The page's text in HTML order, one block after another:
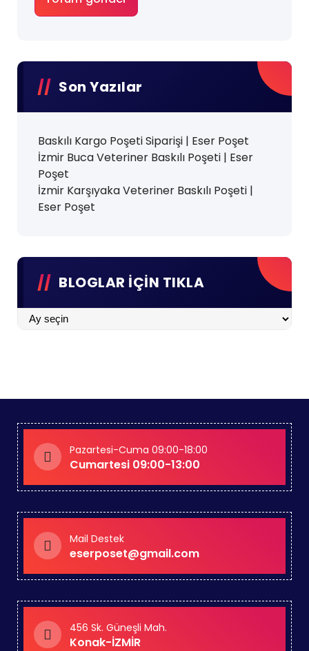
Son Yazılar
Baskılı Kargo Poşeti Siparişi | Eser Poşet
İzmir Buca Veteriner Baskılı Poşeti | Eser
Poşet
İzmir Karşıyaka Veteriner Baskılı Poşeti |
Eser Poşet
BLOGLAR İÇİN TIKLA
BLOGLAR
Pazartesi-Cuma 09:00-18:00
Cumartesi 09:00-13:00
Mail Destek
eserposet@gmail.com
456 Sk. Güneşli Mah.
Konak-İZMİR